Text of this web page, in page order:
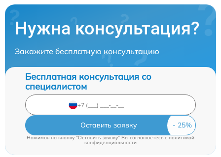
Нужна консультация?
Закажите бесплатную консультацию
Бесплатная консультация со
специалистом
Оставить заявку
Нажимая на кнопку "Оставить заявку" Вы соглашаетесь c политикой
конфиденциальности